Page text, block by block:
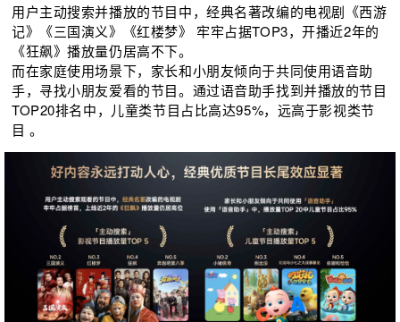
用户主动搜索并播放的节目中，经典名著改编的电视剧《西游
记》《三国演义》《红楼梦》 牢牢占据TOP3，开播近2年的
《狂飙》播放量仍居高不下。
而在家庭使用场景下，家长和小朋友倾向于共同使⽤语⾳助
手，寻找小朋友爱看的节目。通过语音助手找到并播放的节目
TOP20排名中，儿童类节目占比高达95%，远高于影视类节
目 。